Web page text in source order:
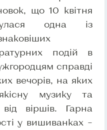
що 10 квітня
одна із
подій в
справді
вечорів, на яких
музику та
віршів. Гарна
у вишиванках –